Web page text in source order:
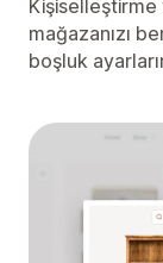
Kişiselleştirme
mağazanızı
boşluk